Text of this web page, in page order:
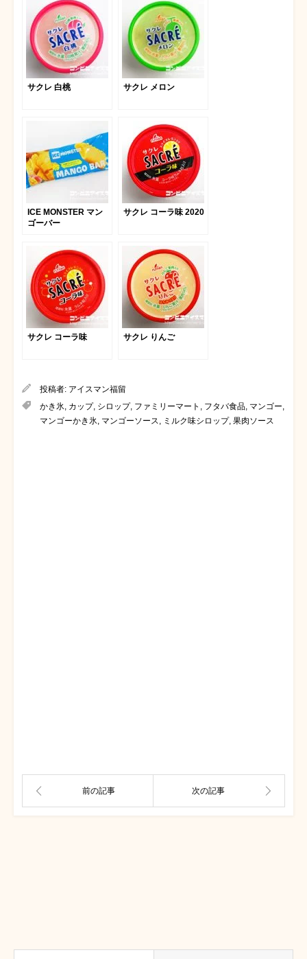
サクレ 白桃 サクレ メロン
ICE MONSTER マン
ゴーバー
サクレ コーラ味 2020
サクレ コーラ味 サクレ りんご
投稿者: アイスマン福留
かき氷, カップ, シロップ, ファミリーマート , フタバ食品, マンゴー,
マンゴーかき氷, マンゴーソース, ミルク味シロップ, 果肉ソース